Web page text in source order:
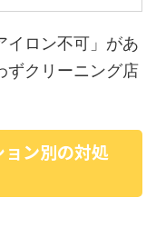
イロン不可」があ
ずクリーニング店
ン別の対処